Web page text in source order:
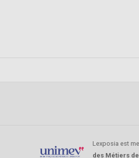
Lexposia est
des Métiers